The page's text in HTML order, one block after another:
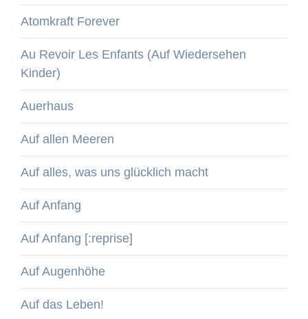
Atomkraft Forever
Au Revoir Les Enfants (Auf Wiedersehen
Kinder)
Auerhaus
Auf allen Meeren
Auf alles, was uns glücklich macht
Auf Anfang
Auf Anfang [:reprise]
Auf Augenhöhe
Auf das Leben!